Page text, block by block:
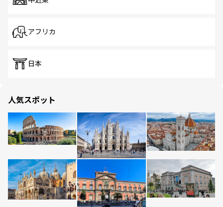
アフリカ
日本
人気スポット